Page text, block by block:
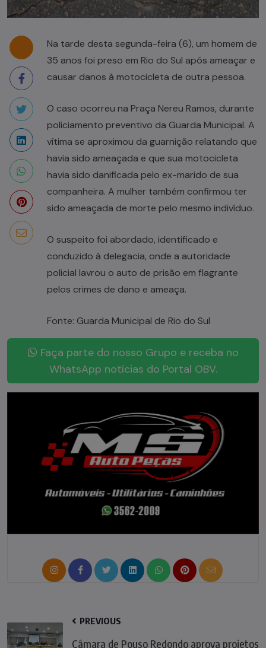
Na tarde desta segunda-feira (6), um homem de
35 anos foi preso em Rio do Sul após ameaçar e
causar danos à motocicleta de outra pessoa.
O caso ocorreu na Praça Nereu Ramos, durante
policiamento preventivo da Guarda Municipal. A
vítima se aproximou da guarnição relatando que
havia sido ameaçada e que sua motocicleta
havia sido danificada pelo ex-marido de sua
companheira. A mulher também confirmou ter
sido ameaçada de morte pelo mesmo indivíduo.
O suspeito foi abordado, identificado e
conduzido à delegacia, onde a autoridade
policial lavrou o auto de prisão em flagrante
pelos crimes de dano e ameaça.
Fonte: Guarda Municipal de Rio do Sul
Faça parte do nosso Grupo e receba no
WhatsApp notícias do Portal OBV.
PREVIOUS
Câmara de Pouso Redondo aprova projetos